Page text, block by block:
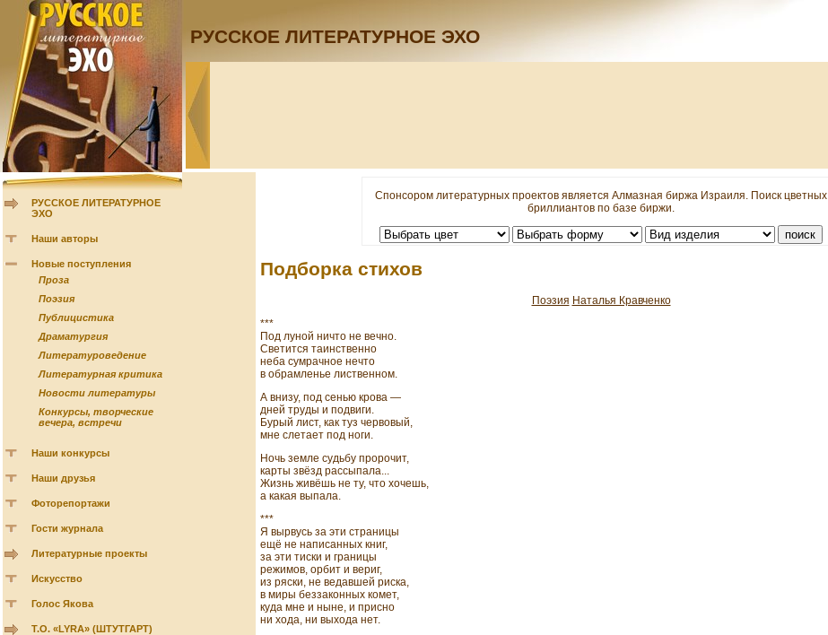
РУССКОЕ ЛИТЕРАТУРНОЕ ЭХО
РУССКОЕ ЛИТЕРАТУРНОЕ
ЭХО
Наши авторы
Новые поступления
Проза
Поэзия
Публицистика
Драматургия
Литературоведение
Литературная критика
Новости литературы
Конкурсы, творческие
вечера, встречи
Наши конкурсы
Наши друзья
Фоторепортажи
Гости журнала
Литературные проекты
Искусство
Голос Якова
Т.О. «LYRA» (ШТУТГАРТ)
Спонсором литературных проектов является Алмазная биржа Израиля. Поиск цветных
бриллиантов по базе биржи.
Подборка стихов
Поэзия Наталья Кравченко
***
Под луной ничто не вечно.
Светится таинственно
неба сумрачное нечто
в обрамленье лиственном.
А внизу, под сенью крова —
дней труды и подвиги.
Бурый лист, как туз червовый,
мне слетает под ноги.
Ночь земле судьбу пророчит,
карты звёзд рассыпала...
Жизнь живёшь не ту, что хочешь,
а какая выпала.
***
Я вырвусь за эти страницы
ещё не написанных книг,
за эти тиски и границы
режимов, орбит и вериг,
из ряски, не ведавшей риска,
в миры беззаконных комет,
куда мне и ныне, и присно
ни хода, ни выхода нет.